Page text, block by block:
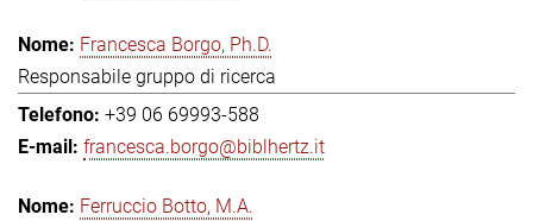
Francesca Borgo, Ph.D.
Responsabile gruppo di ricerca
+39 06 69993-588
francesca.borgo@biblhertz.it
Ferruccio Botto, M.A.